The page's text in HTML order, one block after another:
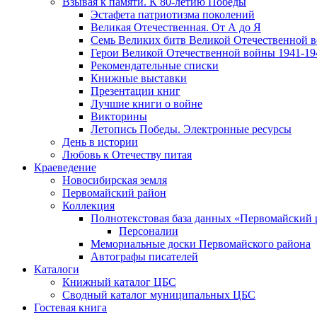
Эcтафета патриотизма поколений
Великая Отечественная. От А до Я
Семь Великих битв Великой Отечественной
Герои Великой Отечественной войны 1941-
Рекомендательные списки
Книжные выставки
Презентации книг
Лучшие книги о войне
Викторины
Летопись Победы. Электронные ресурсы
День в истории
Любовь к Отечеству питая
Краеведение
Новосибирская земля
Первомайский район
Коллекция
Полнотекстовая база данных «Первомайский
Персоналии
Мемориальные доски Первомайского района
Автографы писателей
Каталоги
Книжный каталог ЦБС
Сводный каталог муниципальных ЦБС
Гостевая книга